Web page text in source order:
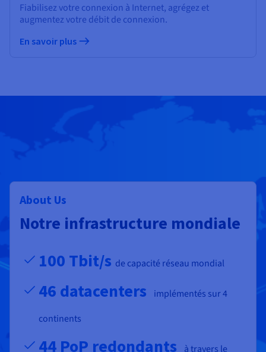
Fiabilisez votre connexion à Internet, agrégez et
augmentez votre débit de connexion.
En savoir plus
About Us
Notre infrastructure mondiale
100 Tbit/s de capacité réseau mondial
46 datacenters
implémentés sur 4
continents
44 PoP redondants
à travers le